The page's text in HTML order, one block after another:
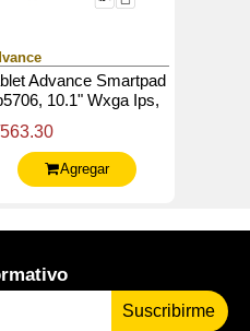
Advance Smartpad
10.1" Wxga Ips,
Android 13
Agregar
Suscribirme